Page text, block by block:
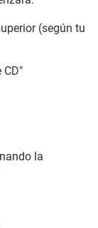
(según tu
CD"
la